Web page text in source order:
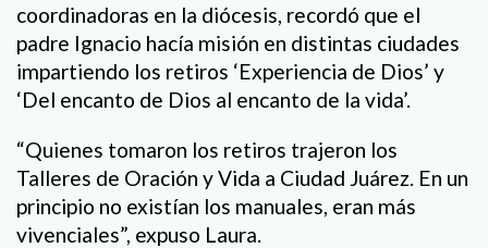
coordinadoras en la diócesis, recordó que el
padre Ignacio hacía misión en distintas ciudades
impartiendo los retiros ‘Experiencia de Dios’ y
‘Del encanto de Dios al encanto de la vida’.
“Quienes tomaron los retiros trajeron los
Talleres de Oración y Vida a Ciudad Juárez. En un
principio no existían los manuales, eran más
vivenciales”, expuso Laura.